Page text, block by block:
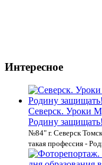
Интересное
Северск. Уроки
Родину
№84" г. Северск
такая профессия -